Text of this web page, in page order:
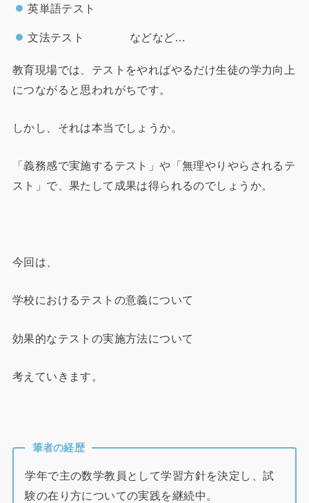
英単語テスト
文法テスト などなど…
教育現場では、テストをやればやるだけ生徒の学力向上
につながると思われがちです。
しかし、それは本当でしょうか。
「義務感で実施するテスト」や「無理やりやらされるテ
スト」で、果たして成果は得られるのでしょうか。
今回は、
学校におけるテストの意義について
効果的なテストの実施方法について
考えていきます。
筆者の経歴
学年で主の数学教員として学習方針を決定し、試
験の在り方についての実践を継続中。